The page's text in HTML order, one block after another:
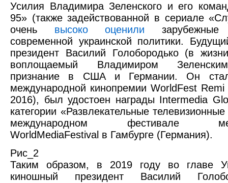
Усилия Владимира Зеленского и его
95» (также задействованной в сериале
очень высоко оценили зарубежные
современной украинской политики.
президент Василий Голобородько (в
воплощаемый Владимиром
признание в США и Германии. Он
международной кинопремии WorldFest
2016), был удостоен награды Intermedia
категории «Развлекательные
международном фестивале
WorldMediaFestival в Гамбурге (Германия).
Рис_2
Таким образом, в 2019 году во главе
киношный президент Василий